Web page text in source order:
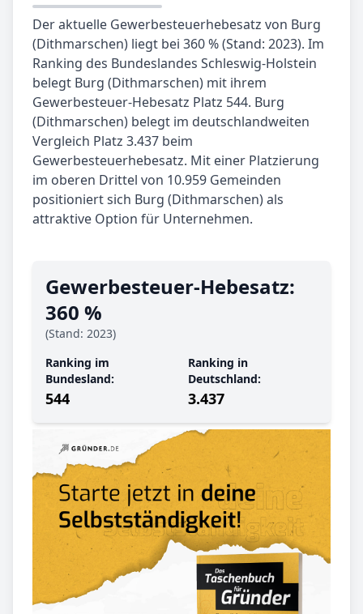
Der aktuelle Gewerbesteuerhebesatz von Burg
(Dithmarschen) liegt bei 360 % (Stand: 2023). Im
Ranking des Bundeslandes Schleswig-Holstein
belegt Burg (Dithmarschen) mit ihrem
Gewerbesteuer-Hebesatz Platz 544. Burg
(Dithmarschen) belegt im deutschlandweiten
Vergleich Platz 3.437 beim
Gewerbesteuerhebesatz. Mit einer Platzierung
im oberen Drittel von 10.959 Gemeinden
positioniert sich Burg (Dithmarschen) als
attraktive Option für Unternehmen.
Gewerbe­steuer-Hebe­satz:
360 %
(Stand: 2023)
Ranking im
Bundesland:
544
Ranking in
Deutschland:
3.437